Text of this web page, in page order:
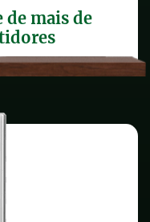
mais de